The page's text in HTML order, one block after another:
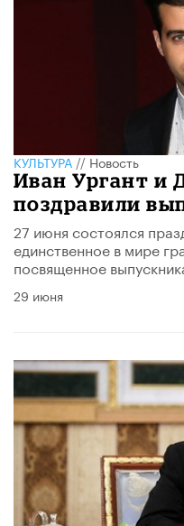
КУЛЬТУРА//Новость
Иван Ургант и
поздравили
27 июня состоялся
единственное в мире
посвященное
29 июня